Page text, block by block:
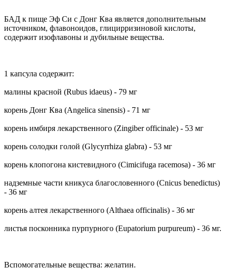
БАД к пище Эф Си с Донг Ква является дополнительным
источником, флавоноидов, глицирризиновой кислоты,
содержит изофлавоны и дубильные вещества.
1 капсула содержит:
малины красной (Rubus idaeus) - 79 мг
корень Донг Ква (Angelica sinensis) - 71 мг
корень имбиря лекарственного (Zingiber officinale) - 53 мг
корень солодки голой (Glycyrrhiza glabra) - 53 мг
корень клопогона кистевидного (Cimicifuga racemosa) - 36 мг
надземные части кникуса благословенного (Cnicus benedictus)
- 36 мг
корень алтея лекарственного (Althaea officinalis) - 36 мг
листья посконника пурпурного (Eupatorium purpureum) - 36 мг.
Вспомогательные вещества: желатин.